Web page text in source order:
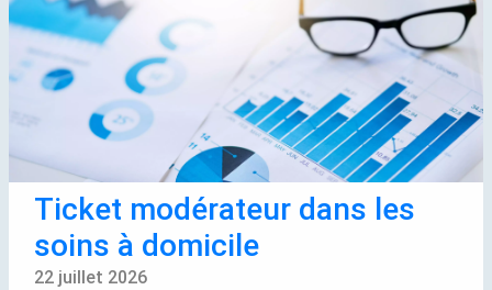
Ticket modérateur dans les
soins à domicile
22 juillet 2026